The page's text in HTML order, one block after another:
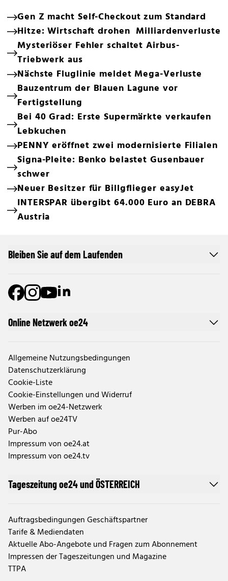
Gen Z macht Self-Checkout zum Standard
Hitze: Wirtschaft drohen Milliardenverluste
Mysteriöser Fehler schaltet Airbus-
Triebwerk aus
Nächste Fluglinie meldet Mega-Verluste
Bauzentrum der Blauen Lagune vor
Fertigstellung
Bei 40 Grad: Erste Supermärkte verkaufen
Lebkuchen
PENNY eröffnet zwei modernisierte Filialen
Signa-Pleite: Benko belastet Gusenbauer
schwer
Neuer Besitzer für Billgflieger easyJet
INTERSPAR übergibt 64.000 Euro an DEBRA
Austria
Online Netzwerk oe24
Allgemeine Nutzungsbedingungen
Datenschutzerklärung
Cookie-Liste
Cookie-Einstellungen und Widerruf
Werben im oe24-Netzwerk
Werben auf oe24TV
Pur-Abo
Impressum von oe24.at
Impressum von oe24.tv
Tageszeitung oe24 und ÖSTERREICH
Auftragsbedingungen Geschäftspartner
Tarife & Mediendaten
Aktuelle Abo-Angebote und Fragen zum Abonnement
Impressen der Tageszeitungen und Magazine
TTPA
Bleiben Sie auf dem Laufenden